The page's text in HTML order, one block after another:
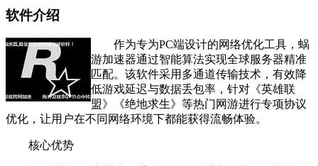
软件介绍
作为专为PC端设计的网络优化工具，蜗
游加速器通过智能算法实现全球服务器精准
匹配。该软件采用多通道传输技术，有效降
低游戏延迟与数据丢包率，针对《英雄联
盟》《绝地求生》等热门网游进行专项协议
优化，让用户在不同网络环境下都能获得流畅体验。
核心优势